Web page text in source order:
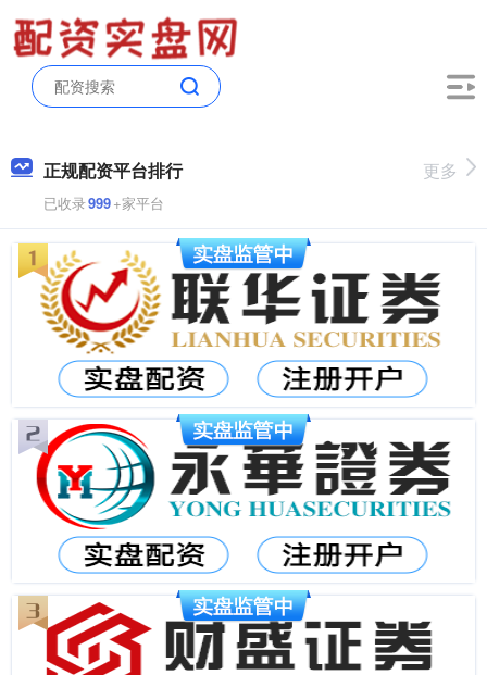
正规配资平台排行
已收录999+家平台
更多